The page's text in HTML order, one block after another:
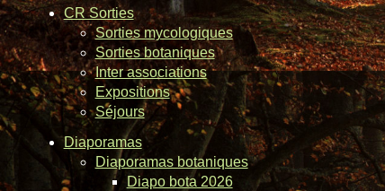
CR Sorties
Sorties mycologiques
Sorties botaniques
Inter associations
Expositions
Séjours
Diaporamas
Diaporamas botaniques
Diapo bota 2026